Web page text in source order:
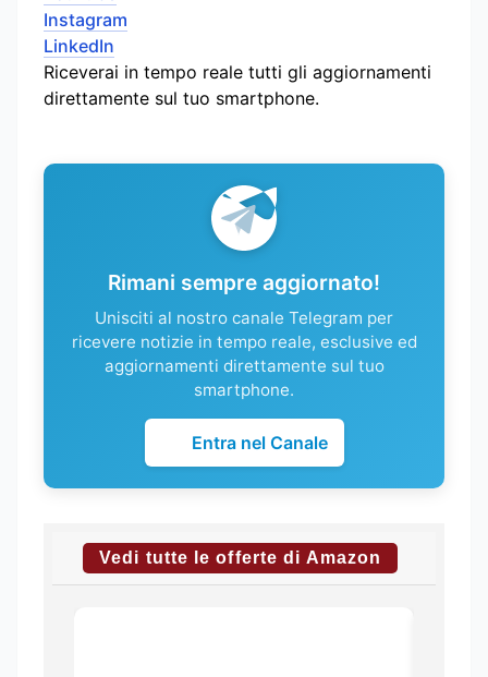
Instagram
LinkedIn
Riceverai in tempo reale tutti gli aggiornamenti
direttamente sul tuo smartphone.
Rimani sempre aggiornato!
Unisciti al nostro canale Telegram per
ricevere notizie in tempo reale, esclusive ed
aggiornamenti direttamente sul tuo
smartphone.
Entra nel Canale